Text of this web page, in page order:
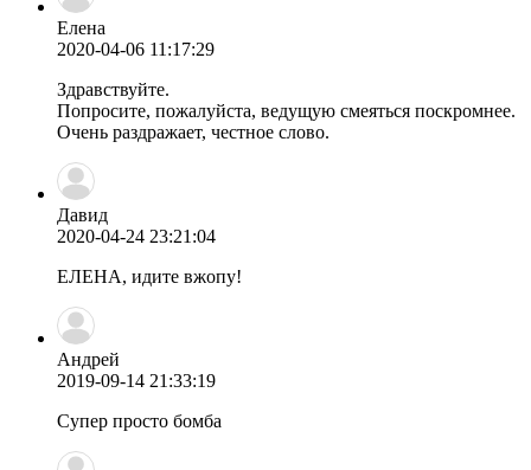
Елена
2020-04-06 11:17:29
Здравствуйте.
Попросите, пожалуйста, ведущую смеяться поскромнее.
Очень раздражает, честное слово.
Давид
2020-04-24 23:21:04
ЕЛЕНА, идите вжопу!
Андрей
2019-09-14 21:33:19
Супер просто бомба